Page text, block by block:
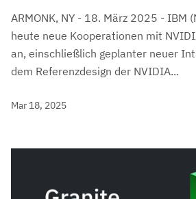
ARMONK, NY - 18. März 2025 - IBM
heute neue Kooperationen mit
an, einschließlich geplanter neuer
dem Referenzdesign der NVIDIA...
Mar 18, 2025